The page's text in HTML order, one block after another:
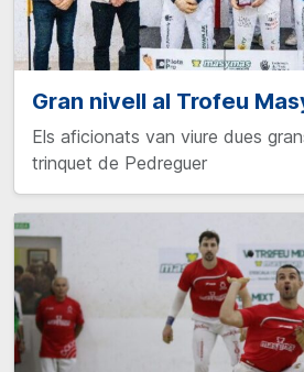
Gran nivell al Trofeu
Els aficionats van viure dues
trinquet de Pedreguer